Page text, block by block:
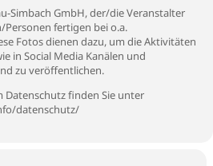
Simbach GmbH, der/die Veranstalter
fertigen bei o.a.
Fotos dienen dazu, um die Aktivitäten
in Social Media Kanälen und
zu veröffentlichen.
finden Sie unter
datenschutz/